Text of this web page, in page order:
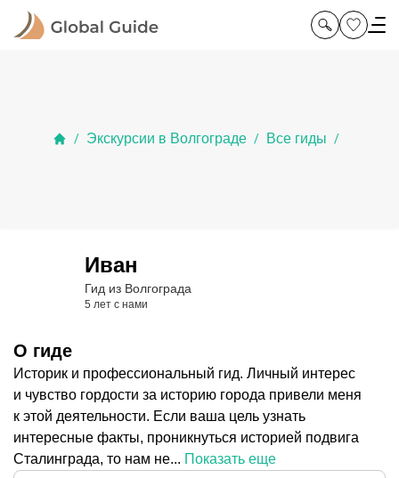
/ Экскурсии в Волгограде / Все гиды /
Иван
Гид из Волгограда
5 лет с нами
О гиде
Историк и профессиональный гид. Личный интерес
и чувство гордости за историю города привели меня
к этой деятельности. Если ваша цель узнать
интересные факты, проникнуться историей подвига
Сталинграда, то нам не... Показать еще